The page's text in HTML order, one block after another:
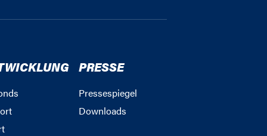
PRESSE
Pressespiegel
Downloads